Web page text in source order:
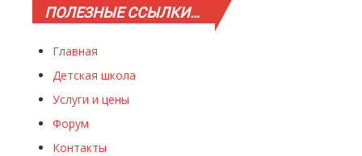
ПОЛЕЗНЫЕССЫЛКИ…
Главная
Детская школа
Услуги и цены
Форум
Контакты